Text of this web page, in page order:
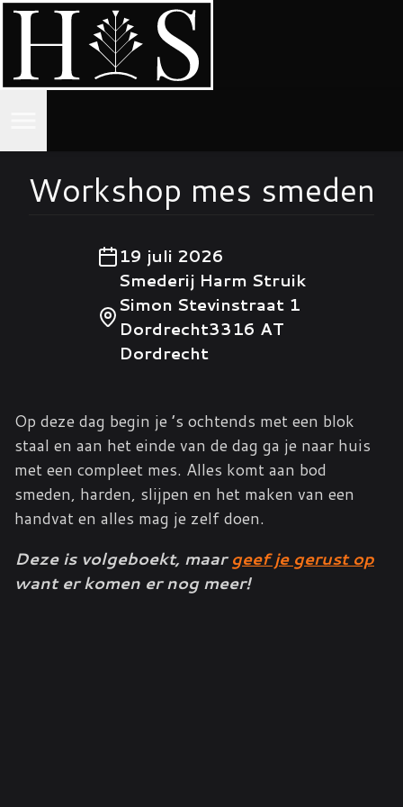
Home
Workshop mes smeden
19 juli 2026
Smederij Harm Struik
Simon Stevinstraat 1
Dordrecht3316 AT
Dordrecht
Op deze dag begin je ’s ochtends met een blok
staal en aan het einde van de dag ga je naar huis
met een compleet mes. Alles komt aan bod
smeden, harden, slijpen en het maken van een
handvat en alles mag je zelf doen.
Deze is volgeboekt, maargeef je gerust op
want er komen er nog meer!